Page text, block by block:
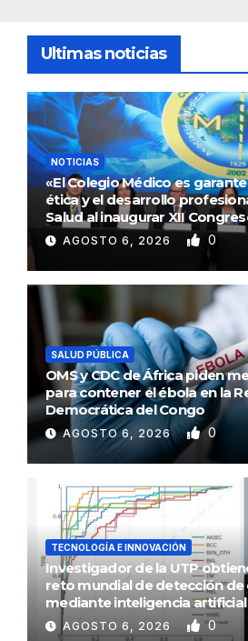
Ultimas noticias
NOTICIAS
«El Colegio Médico es
ética y el desarrollo
Salud al inaugurar XII
AGOSTO 6, 2026 0
SALUD PÚBLICA
OMS y CDC de África piden
para contener el ébola en la
Democrática del Congo
AGOSTO 6, 2026 0
TECNOLOGÍA E INNOVACIÓN
Investigador de la UTP
reto mundial de detección de
mediante inteligencia artificial
AGOSTO 6, 2026 0